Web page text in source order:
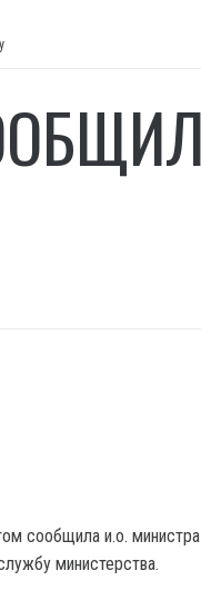
сообщила и.о. министра
министерства.